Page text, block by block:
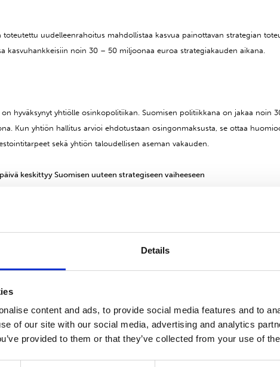
Details
content and ads, to provide social media features and to
of our site with our social media, advertising and analytics
provided to them or that they’ve collected from your use of
toteutettu uudelleenrahoitus mahdollistaa kasvua painottavan strategian
kasvuhankkeisiin noin 30 – 50 miljoonaa euroa strategiakauden aikana.
hyväksynyt yhtiölle osinkopolitiikan. Suomisen politiikkana on jakaa noin
Kun yhtiön hallitus arvioi ehdotustaan osingonmaksusta, se ottaa
sekä yhtiön taloudellisen aseman vakauden.
keskittyy Suomisen uuteen strategiseen vaiheeseen
analyytikoille ja institutionaalisille sijoittajille pääomamarkkinapäivän
on englanninkielinen ja sen teemana on Suomisen strategia kaudelle
, maanantaihin 3.11.2014 mennessä.
toimitusjohtaja, puh. 010 214 300